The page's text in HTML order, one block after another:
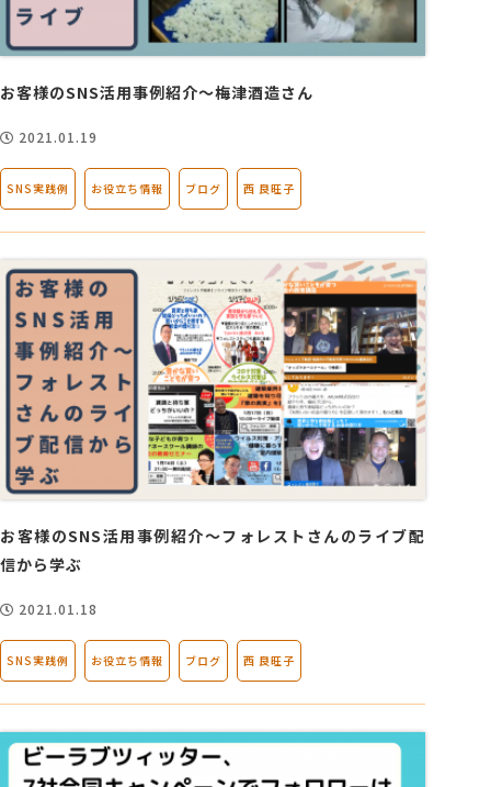
お客様のSNS活用事例紹介～梅津酒造さん
2021.01.19
SNS実践例 お役立ち情報 ブログ 西 良旺子
お客様のSNS活用事例紹介～フォレストさんのライブ配
信から学ぶ
2021.01.18
SNS実践例 お役立ち情報 ブログ 西 良旺子